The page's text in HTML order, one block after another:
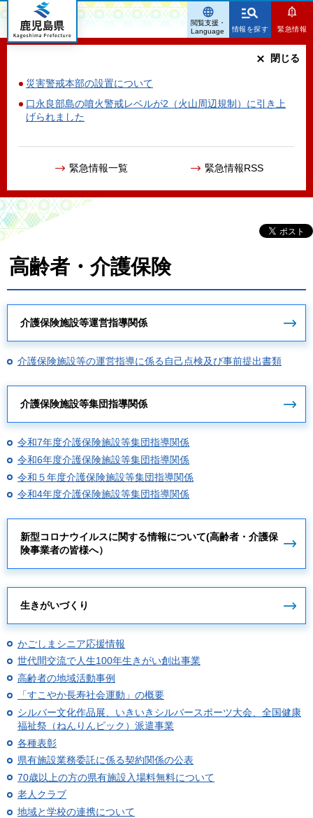
鹿児島県
情報を探す 緊急情報
災害警戒本部の設置について
口永良部島の噴火警戒レベルが2（火山周辺規制）に引き上
げられました
緊急情報一覧 緊急情報RSS
閉じる
閲覧支援・
Language
高齢者・介護保険
介護保険施設等運営指導関係
介護保険施設等の運営指導に係る自己点検及び事前提出書類
介護保険施設等集団指導関係
令和7年度介護保険施設等集団指導関係
令和6年度介護保険施設等集団指導関係
令和５年度介護保険施設等集団指導関係
令和4年度介護保険施設等集団指導関係
新型コロナウイルスに関する情報について(高齢者・介護保
険事業者の皆様へ）
生きがいづくり
かごしまシニア応援情報
世代間交流で人生100年生きがい創出事業
高齢者の地域活動事例
「すこやか長寿社会運動」の概要
シルバー文化作品展、いきいきシルバースポーツ大会、全国健康
福祉祭（ねんりんピック）派遣事業
各種表彰
県有施設業務委託に係る契約関係の公表
70歳以上の方の県有施設入場料無料について
老人クラブ
地域と学校の連携について